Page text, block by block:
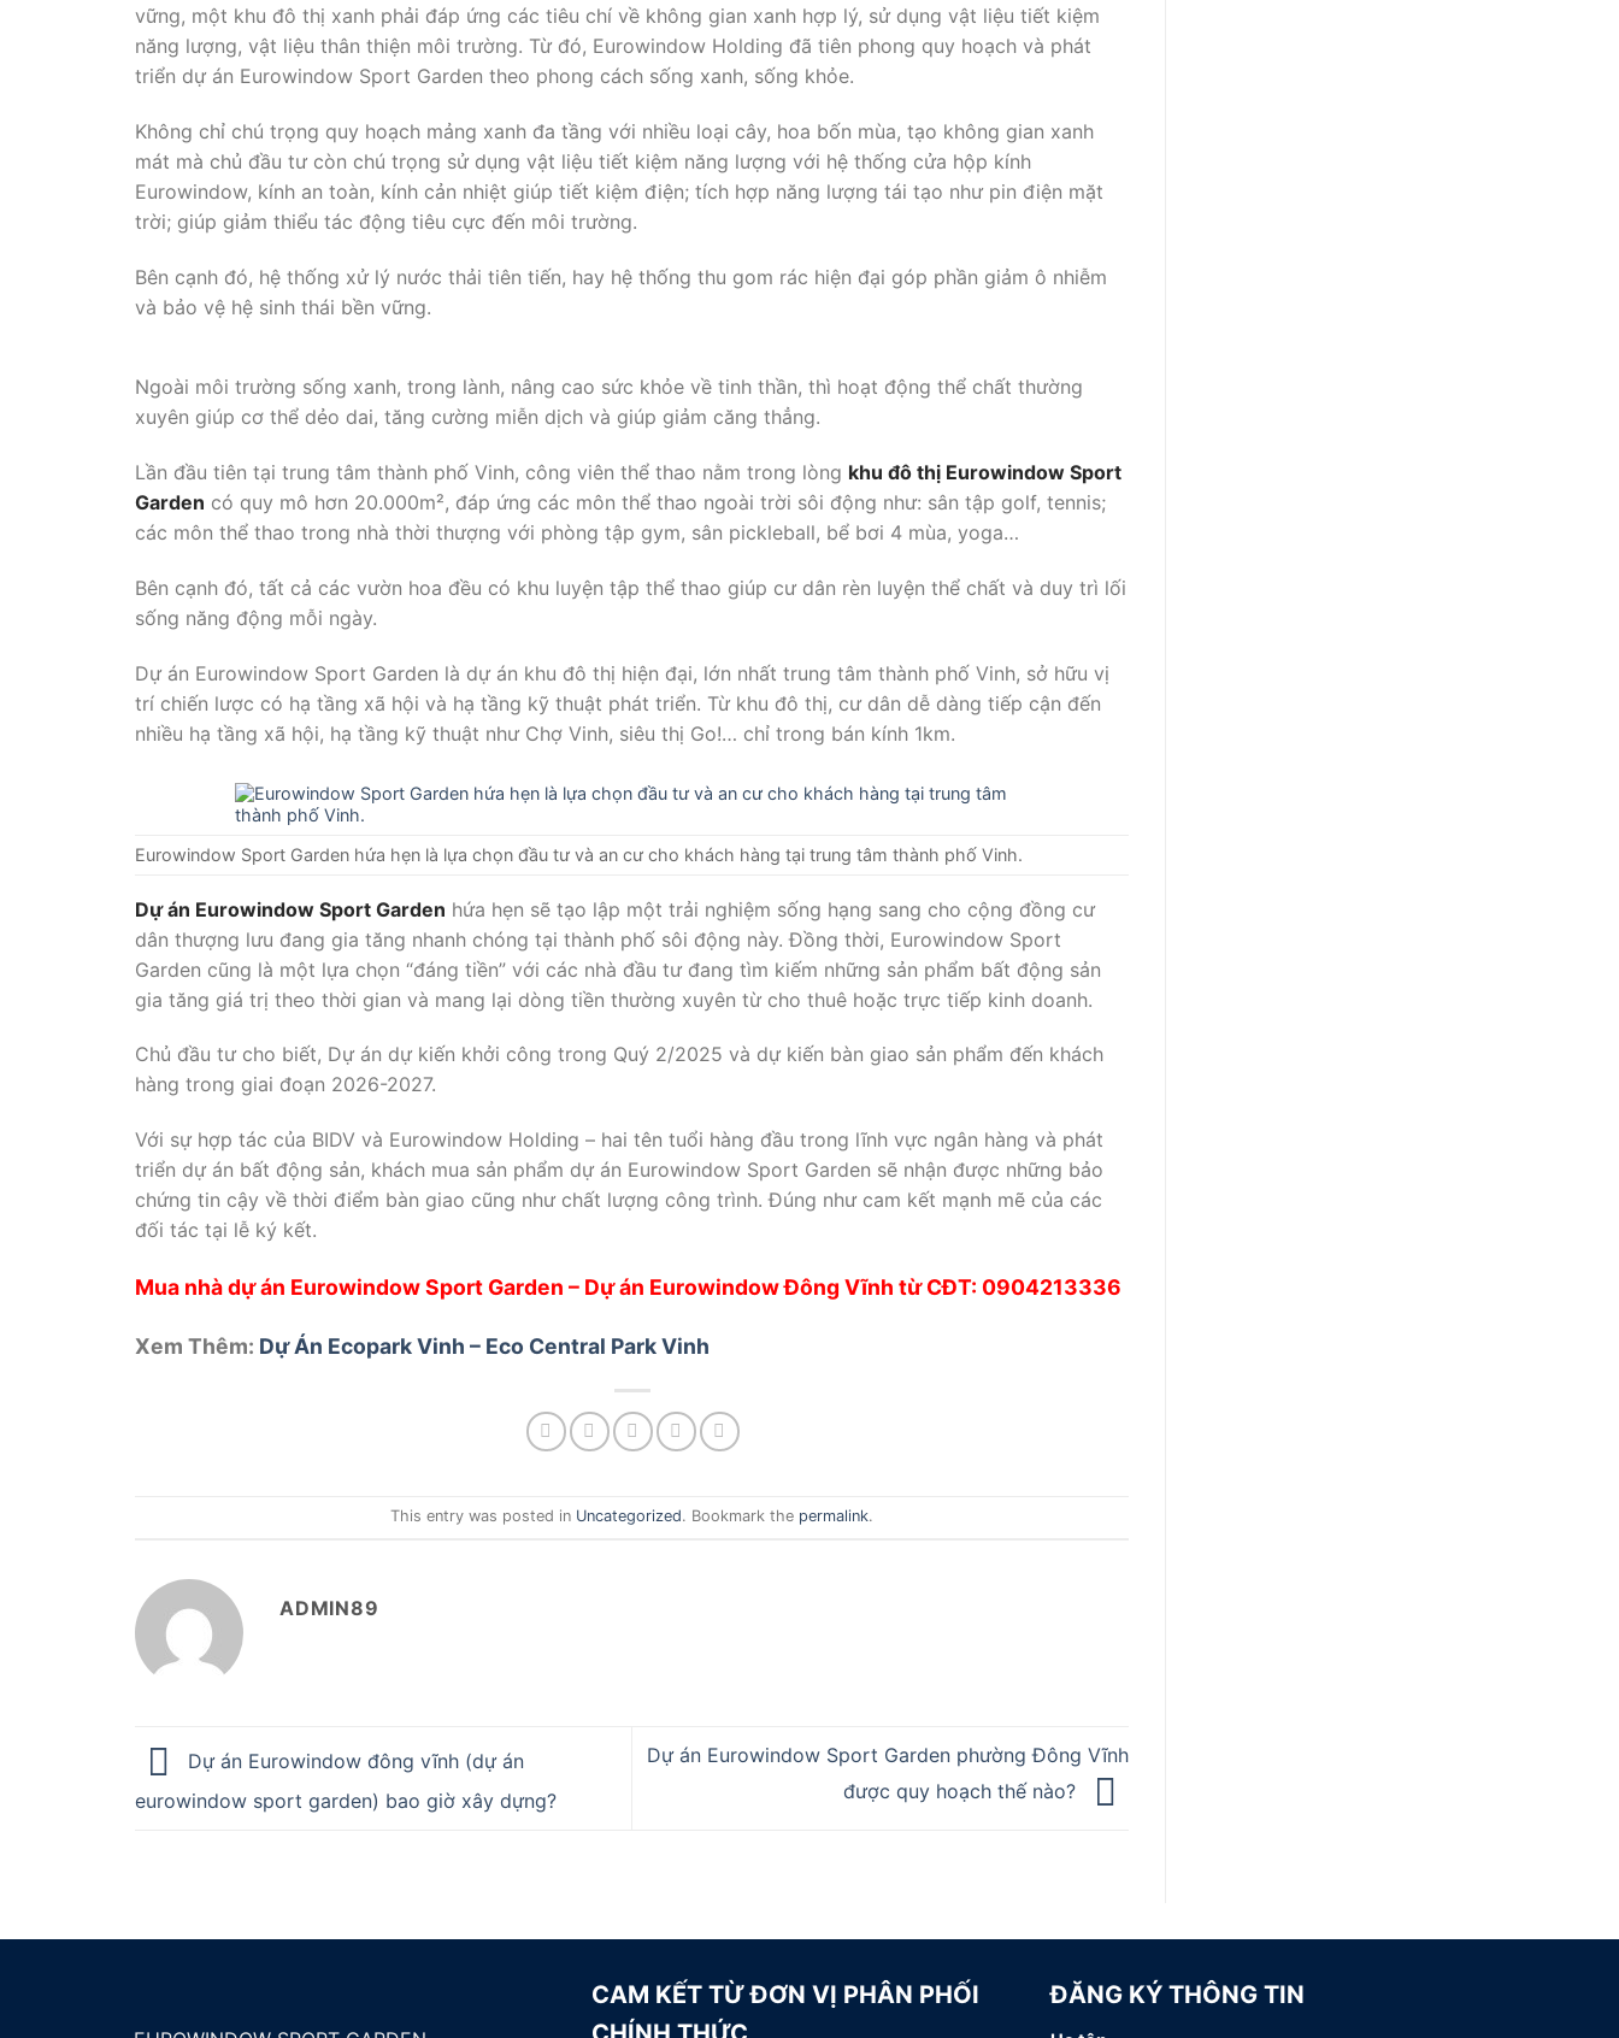
vững, một khu đô thị xanh phải đáp ứng các tiêu chí về không gian xanh hợp lý, sử dụng vật liệu tiết kiệm
năng lượng, vật liệu thân thiện môi trường. Từ đó, Eurowindow Holding đã tiên phong quy hoạch và phát
triển dự án Eurowindow Sport Garden theo phong cách sống xanh, sống khỏe.
Không chỉ chú trọng quy hoạch mảng xanh đa tầng với nhiều loại cây, hoa bốn mùa, tạo không gian xanh
mát mà chủ đầu tư còn chú trọng sử dụng vật liệu tiết kiệm năng lượng với hệ thống cửa hộp kính
Eurowindow, kính an toàn, kính cản nhiệt giúp tiết kiệm điện; tích hợp năng lượng tái tạo như pin điện mặt
trời; giúp giảm thiểu tác động tiêu cực đến môi trường.
Bên cạnh đó, hệ thống xử lý nước thải tiên tiến, hay hệ thống thu gom rác hiện đại góp phần giảm ô nhiễm
và bảo vệ hệ sinh thái bền vững.
Ngoài môi trường sống xanh, trong lành, nâng cao sức khỏe về tinh thần, thì hoạt động thể chất thường
xuyên giúp cơ thể dẻo dai, tăng cường miễn dịch và giúp giảm căng thẳng.
Lần đầu tiên tại trung tâm thành phố Vinh, công viên thể thao nằm trong lòng khu đô thị Eurowindow Sport
Garden có quy mô hơn 20.000m², đáp ứng các môn thể thao ngoài trời sôi động như: sân tập golf, tennis;
các môn thể thao trong nhà thời thượng với phòng tập gym, sân pickleball, bể bơi 4 mùa, yoga…
Bên cạnh đó, tất cả các vườn hoa đều có khu luyện tập thể thao giúp cư dân rèn luyện thể chất và duy trì lối
sống năng động mỗi ngày.
Dự án Eurowindow Sport Garden là dự án khu đô thị hiện đại, lớn nhất trung tâm thành phố Vinh, sở hữu vị
trí chiến lược có hạ tầng xã hội và hạ tầng kỹ thuật phát triển. Từ khu đô thị, cư dân dễ dàng tiếp cận đến
nhiều hạ tầng xã hội, hạ tầng kỹ thuật như Chợ Vinh, siêu thị Go!… chỉ trong bán kính 1km.
Eurowindow Sport Garden hứa hẹn là lựa chọn đầu tư và an cư cho khách hàng tại trung tâm thành phố Vinh.
Dự án Eurowindow Sport Garden hứa hẹn sẽ tạo lập một trải nghiệm sống hạng sang cho cộng đồng cư
dân thượng lưu đang gia tăng nhanh chóng tại thành phố sôi động này. Đồng thời, Eurowindow Sport
Garden cũng là một lựa chọn “đáng tiền” với các nhà đầu tư đang tìm kiếm những sản phẩm bất động sản
gia tăng giá trị theo thời gian và mang lại dòng tiền thường xuyên từ cho thuê hoặc trực tiếp kinh doanh.
Chủ đầu tư cho biết, Dự án dự kiến khởi công trong Quý 2/2025 và dự kiến bàn giao sản phẩm đến khách
hàng trong giai đoạn 2026-2027.
Với sự hợp tác của BIDV và Eurowindow Holding – hai tên tuổi hàng đầu trong lĩnh vực ngân hàng và phát
triển dự án bất động sản, khách mua sản phẩm dự án Eurowindow Sport Garden sẽ nhận được những bảo
chứng tin cậy về thời điểm bàn giao cũng như chất lượng công trình. Đúng như cam kết mạnh mẽ của các
đối tác tại lễ ký kết.
Mua nhà dự án Eurowindow Sport Garden – Dự án Eurowindow Đông Vĩnh từ CĐT: 0904213336
Xem Thêm: Dự Án Ecopark Vinh – Eco Central Park Vinh
This entry was posted in Uncategorized. Bookmark the permalink.
ADMIN89
Dự án Eurowindow đông vĩnh (dự án
eurowindow sport garden) bao giờ xây dựng?
Dự án Eurowindow Sport Garden phường Đông Vĩnh
được quy hoạch thế nào?
CAM KẾT TỪ ĐƠN VỊ PHÂN PHỐI
ĐĂNG KÝ THÔNG TIN